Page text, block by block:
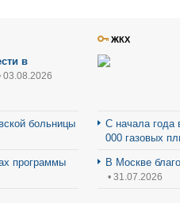
в
03.08.2026
больницы
программы
ЖКХ
С начала года
000 газовых
В Москве
• 31.07.2026